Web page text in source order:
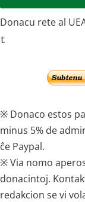
Donacu rete al
t
※ Donaco estos
minus 5% de
ĉe Paypal.
※ Via nomo
donacintoj.
redakcion se vi